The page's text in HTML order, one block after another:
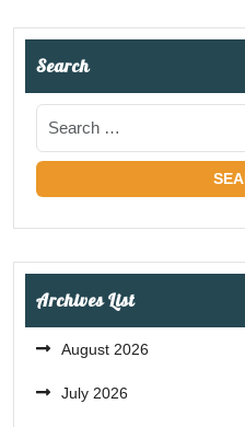
Search
Archives List
August 2026
July 2026